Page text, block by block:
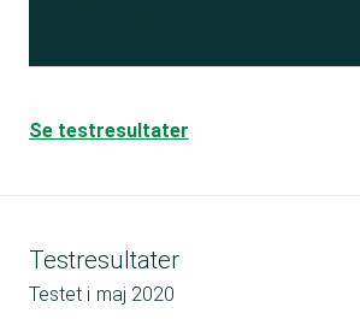
Se testresultater
Testresultater
Testet i maj 2020